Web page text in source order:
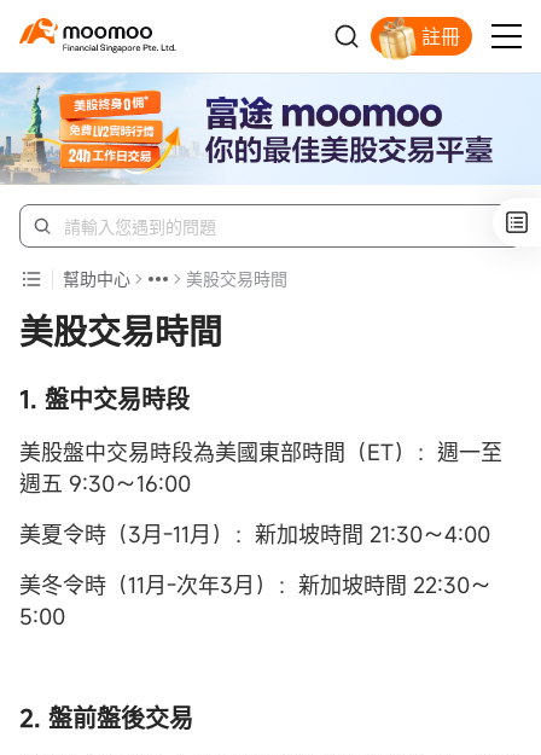
註冊
幫助中心 美股交易時間
美股交易時間
1. 盤中交易時段
美股盤中交易時段為美國東部時間（ET）：週一至
週五 9:30～16:00
美夏令時（3月-11月）：新加坡時間 21:30～4:00
美冬令時（11月-次年3月）：新加坡時間 22:30～
5:00
2. 盤前盤後交易